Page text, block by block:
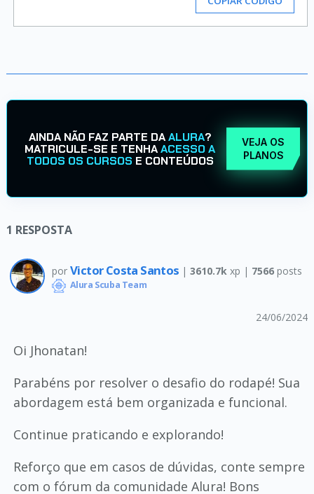
AINDA NÃO FAZ PARTE DAALURA?
MATRICULE-SE E TENHAACESSO A
TODOS OS CURSOS E CONTEÚDOS
VEJA OS
PLANOS
1 RESPOSTA
por Victor Costa Santos | 3610.7k xp | 7566posts
Alura Scuba Team
24/06/2024
Oi Jhonatan!
Parabéns por resolver o desafio do rodapé! Sua
abordagem está bem organizada e funcional.
Continue praticando e explorando!
Reforço que em casos de dúvidas, conte sempre
com o fórum da comunidade Alura! Bons